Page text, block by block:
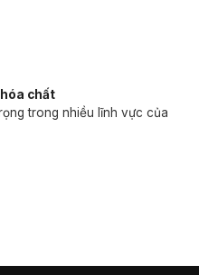
chất
trong nhiều lĩnh vực của